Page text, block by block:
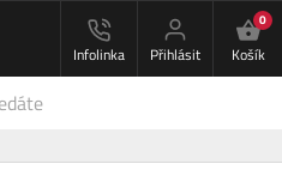
Infolinka Přihlásit
0
Košík